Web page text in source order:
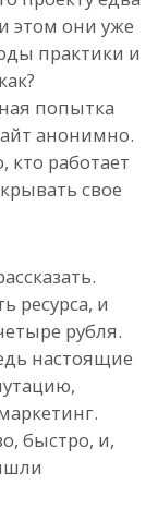
этом они уже
практики и
попытка
анонимно.
кто работает
свое
ресурса, и
рубля.
настоящие
быстро, и,